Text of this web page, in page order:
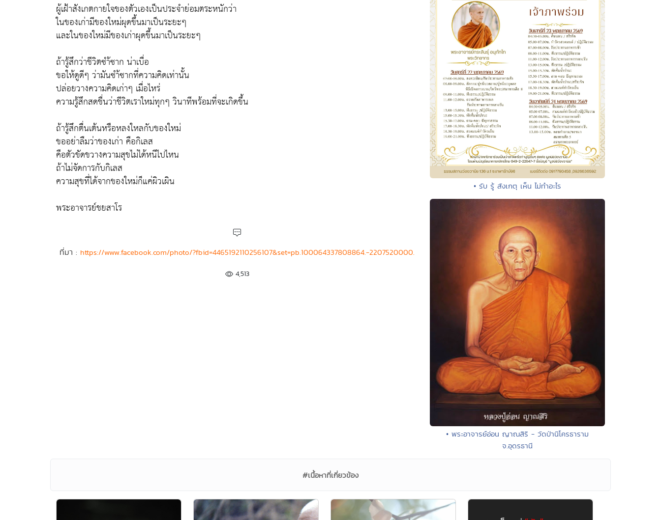
ผู้เฝ้าสังเกตกายใจของตัวเองเป็นประจำย่อมตระหนักว่า
ในของเก่ามีของใหม่ผุดขึ้นมาเป็นระยะๆ
และในของใหม่มีของเก่าผุดขึ้นมาเป็นระยะๆ
ถ้ารู้สึกว่าชีวิตซำ้ซาก น่าเบื่อ
ขอให้ดูดีๆ ว่ามันซำ้ซากที่ความคิดเท่านั้น
ปล่อยวางความคิดเก่าๆ เมื่อไหร่
ความรู้สึกสดชื่นว่าชีวิตเราใหม่ทุกๆ วินาทีพร้อมที่จะเกิดขึ้น
ถ้ารู้สึกตื่นเต้นหรือหลงใหลกับของใหม่
ขออย่าลืมว่าของเก่า คือกิเลส
คือตัวขัดขวางความสุขไม่ได้หนีไปไหน
ถ้าไม่จัดการกับกิเลส
ความสุขที่ได้จากของใหม่ก็แค่ผิวเผิน
พระอาจารย์ชยสาโร
ที่มา : https://www.facebook.com/photo/?fbid=4465192110256107&set=pb.100064337808864.-2207520000.
4,513
• รับ รู้ สังเกตุ เห็น ไม่ทำอะไร
• พระอาจารย์อ่อน ญาณสิริ - วัดป่านิโครธาราม
จ.อุดรธานี
#เนื้อหาที่เกี่ยวข้อง